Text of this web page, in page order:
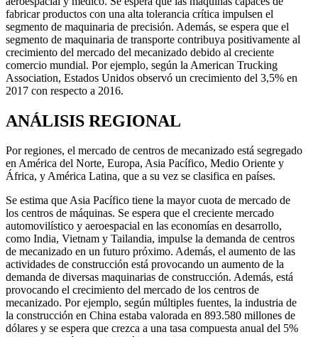
fabricar productos con una alta tolerancia crítica impulsen el
segmento de maquinaria de precisión. Además, se espera que el
segmento de maquinaria de transporte contribuya positivamente al
crecimiento del mercado del mecanizado debido al creciente
comercio mundial. Por ejemplo, según la American Trucking
Association, Estados Unidos observó un crecimiento del 3,5% en
2017 con respecto a 2016.
ANÁLISIS REGIONAL
Por regiones, el mercado de centros de mecanizado está segregado
en América del Norte, Europa, Asia Pacífico, Medio Oriente y
África, y América Latina, que a su vez se clasifica en países.
Se estima que Asia Pacífico tiene la mayor cuota de mercado de
los centros de máquinas. Se espera que el creciente mercado
automovilístico y aeroespacial en las economías en desarrollo,
como India, Vietnam y Tailandia, impulse la demanda de centros
de mecanizado en un futuro próximo. Además, el aumento de las
actividades de construcción está provocando un aumento de la
demanda de diversas maquinarias de construcción. Además, está
provocando el crecimiento del mercado de los centros de
mecanizado. Por ejemplo, según múltiples fuentes, la industria de
la construcción en China estaba valorada en 893.580 millones de
dólares y se espera que crezca a una tasa compuesta anual del 5%